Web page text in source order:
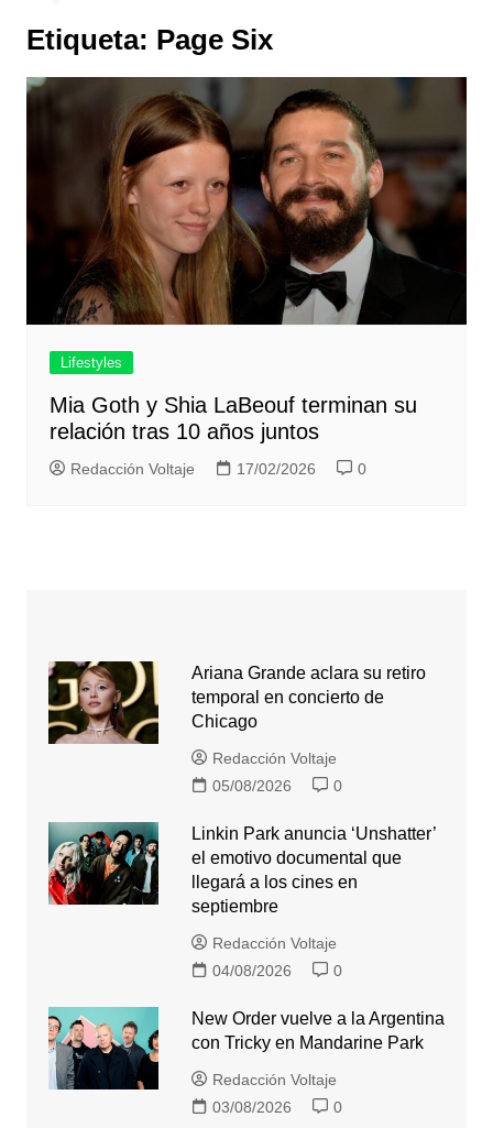
Etiqueta: Page Six
Lifestyles
Mia Goth y Shia LaBeouf terminan su
relación tras 10 años juntos
Redacción Voltaje 17/02/2026 0
Ariana Grande aclara su retiro
temporal en concierto de
Chicago
Redacción Voltaje
05/08/2026
0
Linkin Park anuncia ‘Unshatter’
el emotivo documental que
llegará a los cines en
septiembre
Redacción Voltaje
04/08/2026
0
New Order vuelve a la Argentina
con Tricky en Mandarine Park
Redacción Voltaje
03/08/2026
0